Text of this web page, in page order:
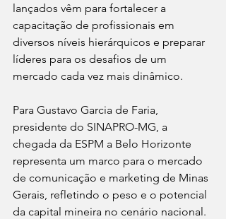
lançados vêm para fortalecer a
capacitação de profissionais em
diversos níveis hierárquicos e preparar
líderes para os desafios de um
mercado cada vez mais dinâmico.
Para Gustavo Garcia de Faria,
presidente do SINAPRO-MG, a
chegada da ESPM a Belo Horizonte
representa um marco para o mercado
de comunicação e marketing de Minas
Gerais, refletindo o peso e o potencial
da capital mineira no cenário nacional.